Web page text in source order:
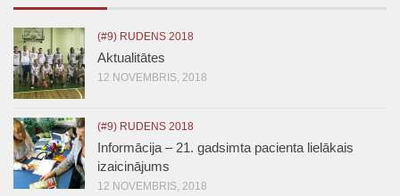
(#9) RUDENS 2018
Aktualitātes
12 NOVEMBRIS, 2018
(#9) RUDENS 2018
Informācija – 21. gadsimta pacienta lielākais
izaicinājums
12 NOVEMBRIS, 2018